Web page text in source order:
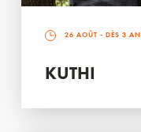
26 AOÛT - DÈS 3
KUTHI